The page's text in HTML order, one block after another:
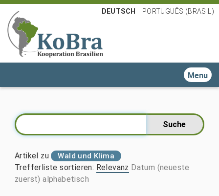
DEUTSCH PORTUGUÊS (BRASIL)
Toggle
Artikel zu Wald und Klima
Trefferliste sortieren: Relevanz Datum (neueste
zuerst) alphabetisch